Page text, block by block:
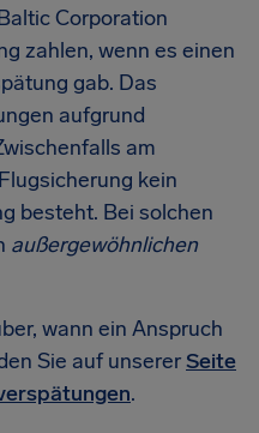
Corporation
zahlen, wenn es einen
gab. Das
aufgrund
am
kein
besteht. Bei solchen
außergewöhnlichen
wann ein Anspruch
Sie auf unsererSeite
.